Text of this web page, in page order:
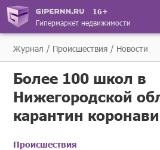
16+
Гипермаркет недвижимости
Журнал Происшествия Новости
Более 100 школ в
Нижегородской
карантин
Происшествия